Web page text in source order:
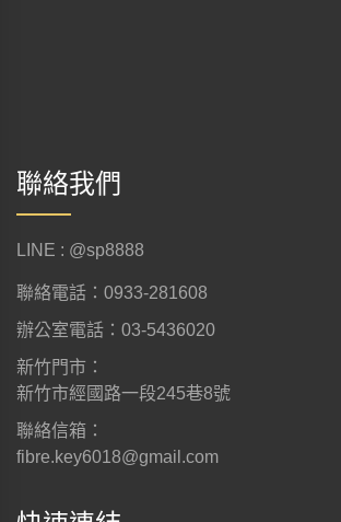
聯絡我們
LINE : @sp8888
聯絡電話：0933-281608
辦公室電話：03-5436020
新竹門市：
新竹市經國路一段245巷8號
聯絡信箱：
fibre.key6018@gmail.com